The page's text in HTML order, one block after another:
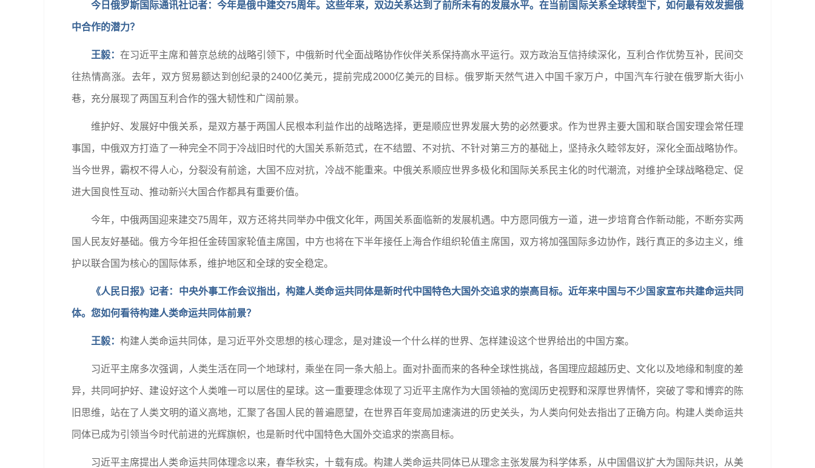
今日俄罗斯国际通讯社记者：今年是俄中建交75周年。这些年来，双边关系达到了前所未有的发展水平。在当前国际关系全球转型下，如何最有效发掘俄
中合作的潜力？
王毅：在习近平主席和普京总统的战略引领下，中俄新时代全面战略协作伙伴关系保持高水平运行。双方政治互信持续深化，互利合作优势互补，民间交
往热情高涨。去年，双方贸易额达到创纪录的2400亿美元，提前完成2000亿美元的目标。俄罗斯天然气进入中国千家万户，中国汽车行驶在俄罗斯大街小
巷，充分展现了两国互利合作的强大韧性和广阔前景。
维护好、发展好中俄关系，是双方基于两国人民根本利益作出的战略选择，更是顺应世界发展大势的必然要求。作为世界主要大国和联合国安理会常任理
事国，中俄双方打造了一种完全不同于冷战旧时代的大国关系新范式，在不结盟、不对抗、不针对第三方的基础上，坚持永久睦邻友好，深化全面战略协作。
当今世界，霸权不得人心，分裂没有前途，大国不应对抗，冷战不能重来。中俄关系顺应世界多极化和国际关系民主化的时代潮流，对维护全球战略稳定、促
进大国良性互动、推动新兴大国合作都具有重要价值。
今年，中俄两国迎来建交75周年，双方还将共同举办中俄文化年，两国关系面临新的发展机遇。中方愿同俄方一道，进一步培育合作新动能，不断夯实两
国人民友好基础。俄方今年担任金砖国家轮值主席国，中方也将在下半年接任上海合作组织轮值主席国，双方将加强国际多边协作，践行真正的多边主义，维
护以联合国为核心的国际体系，维护地区和全球的安全稳定。
《人民日报》记者：中央外事工作会议指出，构建人类命运共同体是新时代中国特色大国外交追求的崇高目标。近年来中国与不少国家宣布共建命运共同
体。您如何看待构建人类命运共同体前景？
王毅： 构建人类命运共同体，是习近平外交思想的核心理念，是对建设一个什么样的世界、怎样建设这个世界给出的中国方案。
习近平主席多次强调，人类生活在同一个地球村，乘坐在同一条大船上。面对扑面而来的各种全球性挑战，各国理应超越历史、文化以及地缘和制度的差
异，共同呵护好、建设好这个人类唯一可以居住的星球。这一重要理念体现了习近平主席作为大国领袖的宽阔历史视野和深厚世界情怀，突破了零和博弈的陈
旧思维，站在了人类文明的道义高地，汇聚了各国人民的普遍愿望，在世界百年变局加速演进的历史关头，为人类向何处去指出了正确方向。构建人类命运共
同体已成为引领当今时代前进的光辉旗帜，也是新时代中国特色大国外交追求的崇高目标。
习近平主席提出人类命运共同体理念以来，春华秋实，十载有成。构建人类命运共同体已从理念主张发展为科学体系，从中国倡议扩大为国际共识，从美